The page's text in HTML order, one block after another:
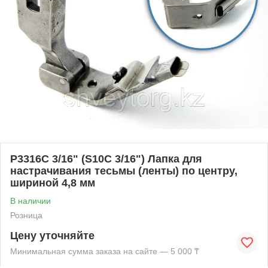
P3316C 3/16" (S10C 3/16") Лапка для
настрачивания тесьмы (ленты) по центру,
шириной 4,8 мм
В наличии
Розница
Цену уточняйте
Минимальная сумма заказа на сайте — 5 000 ₸